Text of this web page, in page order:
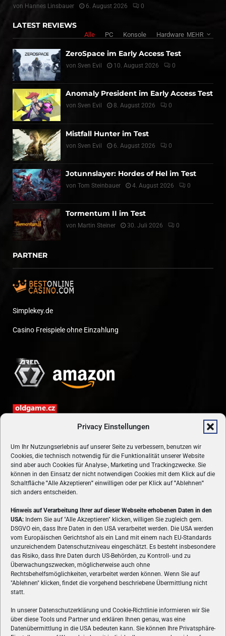
Privacy Einstellungen
Um Ihr Nutzungserlebnis auf unserer Seite zu verbessern, benutzen wir
Cookies, die technisch notwendig für die Funktionalität unserer Website
sind aber auch Cookies für Analyse-, Marketing und Trackingzwecke. Sie
können in den Einsatz der nicht notwendigen Cookies mit dem Klick auf die
Schaltfläche "Alle Akzeptieren" einwilligen oder per Klick auf"Ablehnen"
sich anders entscheiden.
Hinweis auf Verarbeitung Ihrer auf dieser Webseite erhobenen Daten in den
USA: Indem Sie auf "Alle Akzeptieren" klicken, willigen Sie zugleich gem.
DSGVO ein, dass Ihre Daten in den USA verarbeitet werden. Die USA werden
vom Europäischen Gerichtshof als ein Land mit einem nach EU-Standards
unzureichendem Datenschutzniveau eingeschätzt. Es besteht insbesondere
das Risiko, dass Ihre Daten durch US-Behörden, zu Kontroll- und zu
Überwachungszwecken, möglicherweise auch ohne
Rechtsbehelfsmöglichkeiten, verarbeitet werden können. Wenn Sie auf
"Ablehnen" klicken, findet die vorgehend beschriebene Übermittlung nicht
statt.
In unserer Datenschutzerklärung und Cookie-Richtlinie informieren wir Sie
über diese Tools und Partner und erklären Ihnen genau, was eine
Datenübermittlung in die USA bedeuten kann. Sie können Ihre Privatsphäre-
von Hannes Linsbauer 6. August 2026 0
LATEST REVIEWS
Alle PC Konsole Hardware MEHR
ZeroSpace im Early Access Test
von Sven Evil 10. August 2026 0
Anomaly President im Early Access Test
von Sven Evil 8. August 2026 0
Mistfall Hunter im Test
von Sven Evil 6. August 2026 0
Jotunnslayer: Hordes of Hel im Test
von Tom Steinbauer 4. August 2026 0
Tormentum II im Test
von Martin Steiner 30. Juli 2026 0
PARTNER
Simplekey.de
Casino Freispiele ohne Einzahlung
ÜBER UNS
VON GAMERN, FÜR GAMER! Gamers.at ist das älteste Online-
Spielemagazin Österreichs und bringt täglich aktuelle News,
Reviews und Videos zu PC- und Konsolenspielen, Gaming-
Hardware und aus der Welt des e-Sport's.
FOLGE UNS